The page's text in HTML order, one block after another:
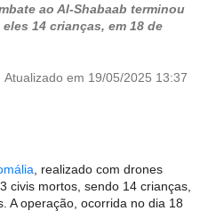
ao Al-Shabaab terminou
14 crianças, em 18 de
Atualizado em 19/05/2025 13:37
, realizado com drones
civis mortos, sendo 14 crianças,
A operação, ocorrida no dia 18